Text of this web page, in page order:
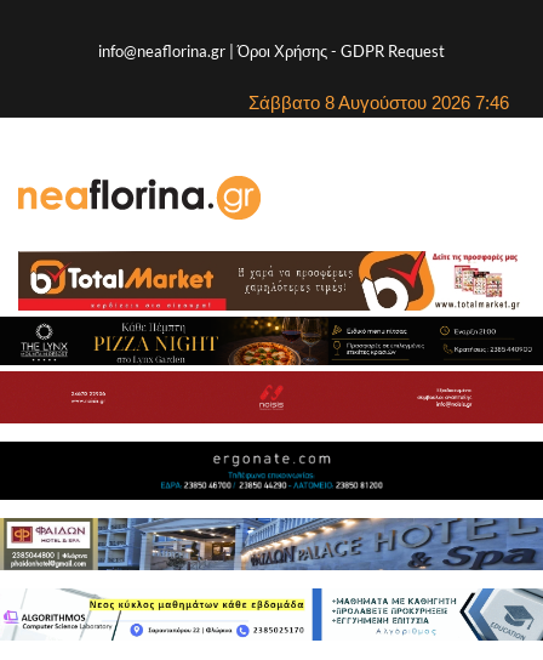
info@neaflorina.gr |Όροι Χρήσης- GDPR Request
Σάββατο 8 Αυγούστου 2026 7:46